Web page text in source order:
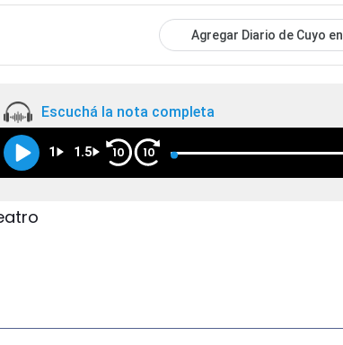
Agregar Diario de Cuyo en
Escuchá la nota completa
1 1.5 10 10